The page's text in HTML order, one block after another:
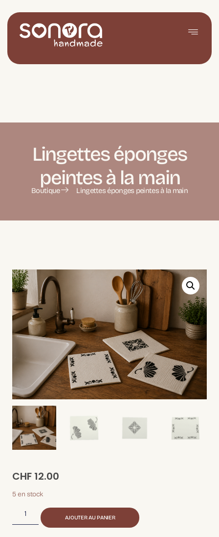
Lingettes éponges
peintes à la main
Boutique Lingettes éponges peintes à la main
CHF 12.00
5 en stock
AJOUTER AU PANIER